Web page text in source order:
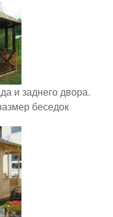
и заднего двора.
беседок